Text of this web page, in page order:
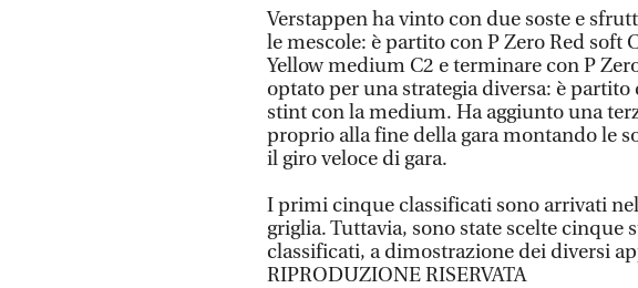
Verstappen ha vinto con due soste e
le mescole: è partito con P Zero Red soft
Yellow medium C2 e terminare con P
optato per una strategia diversa: è
stint con la medium. Ha aggiunto una
proprio alla fine della gara montando le
il giro veloce di gara.
I primi cinque classificati sono arrivati
griglia. Tuttavia, sono state scelte cinque
classificati, a dimostrazione dei diversi
RIPRODUZIONE RISERVATA